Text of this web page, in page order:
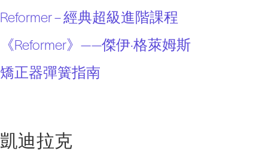
Reformer – 經典超級進階課程
《Reformer》——傑伊·格萊姆斯
矯正器彈簧指南
凱迪拉克